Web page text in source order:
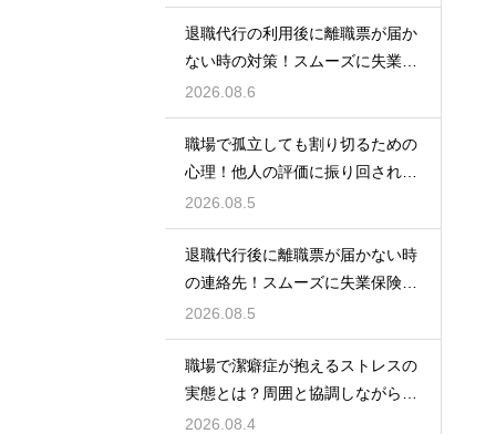
退職代行の利用後に離職票が届か
ない時の対策！スムーズに失業保
険をもらう
2026.08.6
職場で孤立しても割り切るための
心理！他人の評価に振り回されな
いための術
2026.08.5
退職代行後に離職票が届かない時
の連絡先！スムーズに失業保険を
もらう術
2026.08.5
職場で潔癖症が抱えるストレスの
実態とは？周囲と協調しながら快
適に働く術
2026.08.4